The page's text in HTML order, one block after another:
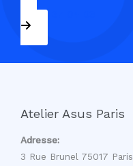
09 54 37 04 03
Atelier Asus Paris
Adresse:
3 Rue Brunel 75017 Paris